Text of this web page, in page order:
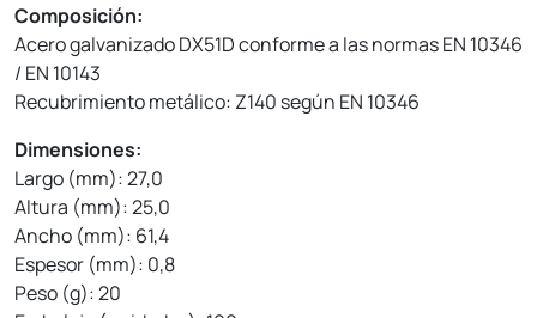
Composición:
Acero galvanizado DX51D conforme a las normas EN 10346
/ EN 10143
Recubrimiento metálico: Z140 según EN 10346
Dimensiones:
Largo (mm): 27,0
Altura (mm): 25,0
Ancho (mm): 61,4
Espesor (mm): 0,8
Peso (g): 20